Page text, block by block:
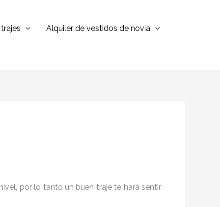
Alquiler de vestidos de novia
por lo tanto un buen traje te hará sentir